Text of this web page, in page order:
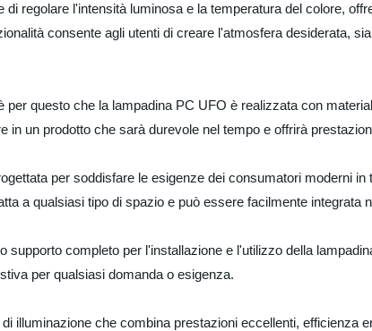
regolare l'intensità luminosa e la temperatura del colore,
consente agli utenti di creare l'atmosfera desiderata,
questo che la lampadina PC UFO è realizzata con
un prodotto che sarà durevole nel tempo e offrirà
per soddisfare le esigenze dei consumatori moderni
a qualsiasi tipo di spazio e può essere facilmente integrata
completo per l'installazione e l'utilizzo della
per qualsiasi domanda o esigenza.
illuminazione che combina prestazioni eccellenti, efficienza